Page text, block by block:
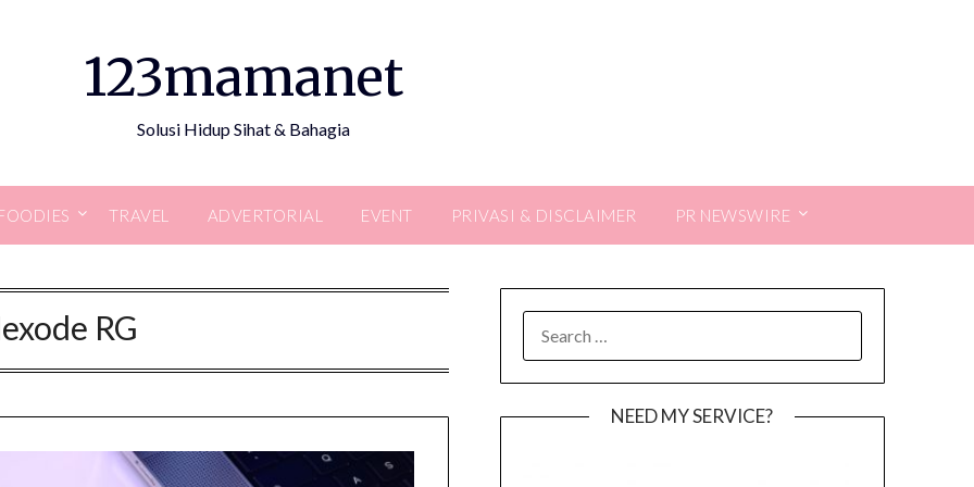
123mamanet
Solusi Hidup Sihat & Bahagia
TRAVEL ADVERTORIAL EVENT PRIVASI & DISCLAIMER PR NEWSWIRE
RG
FOR:
NEED MY SERVICE?